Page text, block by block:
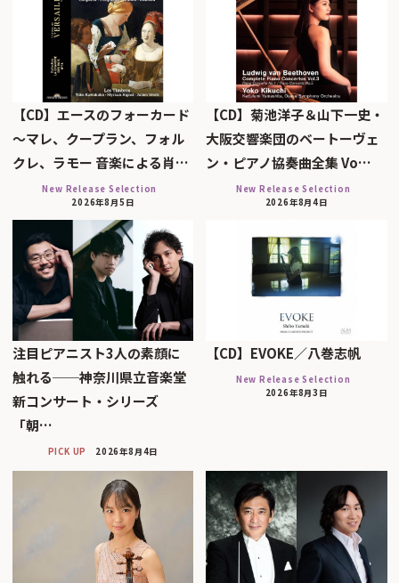
【CD】エースのフォーカード
～マレ、クープラン、フォル
クレ、ラモー 音楽による肖…
New Release Selection
2026年8月5日
【CD】菊池洋子＆山下一史・
大阪交響楽団のベートーヴェ
ン・ピアノ協奏曲全集 Vo…
New Release Selection
2026年8月4日
注目ピアニスト3人の素顔に
触れる──神奈川県立音楽堂
新コンサート・シリーズ
「朝…
PICK UP 2026年8月4日
【CD】EVOKE／八巻志帆
New Release Selection
2026年8月3日